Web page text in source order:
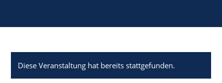
Diese Veranstaltung hat bereits stattgefunden.